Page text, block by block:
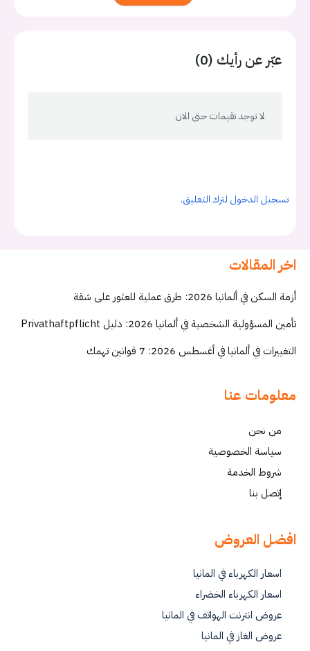
عبّر عن رأيك (0)
لا توجد تقيمات حتى الان
تسجيل الدخول لترك التعليق.
اخر المقالات
أزمة السكن في ألمانيا 2026: طرق عملية للعثور على شقة
تأمين المسؤولية الشخصية في ألمانيا 2026: دليل Privathaftpflicht
التغييرات في ألمانيا في أغسطس 2026: 7 قوانين تهمك
معلومات عنا
من نحن
سياسة الخصوصية
شروط الخدمة
إتصل بنا
افضل العروض
اسعار الكهرباء في المانيا
اسعار الكهرباء الخضراء
عروض انترنت الهواتف في المانيا
عروض الغاز في المانيا